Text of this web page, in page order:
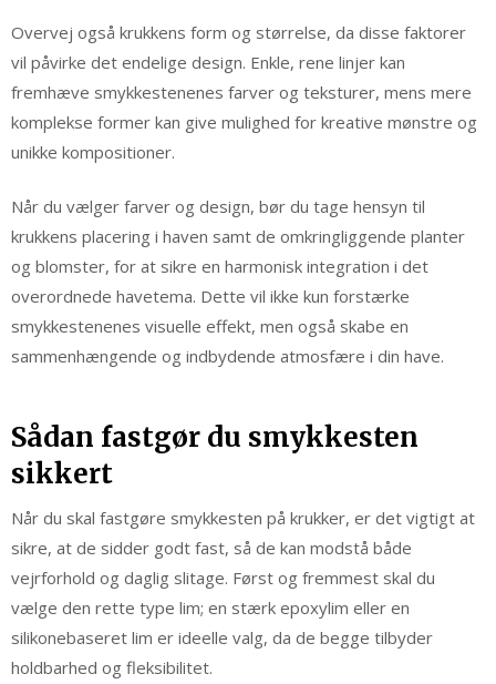
Overvej også krukkens form og størrelse, da disse faktorer
vil påvirke det endelige design. Enkle, rene linjer kan
fremhæve smykkestenenes farver og teksturer, mens mere
komplekse former kan give mulighed for kreative mønstre og
unikke kompositioner.
Når du vælger farver og design, bør du tage hensyn til
krukkens placering i haven samt de omkringliggende planter
og blomster, for at sikre en harmonisk integration i det
overordnede havetema. Dette vil ikke kun forstærke
smykkestenenes visuelle effekt, men også skabe en
sammenhængende og indbydende atmosfære i din have.
Sådan fastgør du smykkesten
sikkert
Når du skal fastgøre smykkesten på krukker, er det vigtigt at
sikre, at de sidder godt fast, så de kan modstå både
vejrforhold og daglig slitage. Først og fremmest skal du
vælge den rette type lim; en stærk epoxylim eller en
silikonebaseret lim er ideelle valg, da de begge tilbyder
holdbarhed og fleksibilitet.